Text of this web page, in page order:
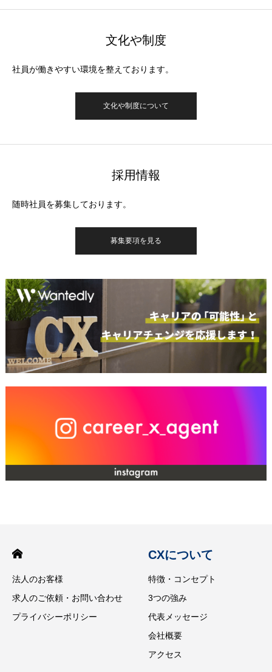
文化や制度
社員が働きやすい環境を整えております。
文化や制度について
採用情報
随時社員を募集しております。
募集要項を見る
法人のお客様
求人のご依頼・お問い合わせ
プライバシーポリシー
CXについて
特徴・コンセプト
3つの強み
代表メッセージ
会社概要
アクセス